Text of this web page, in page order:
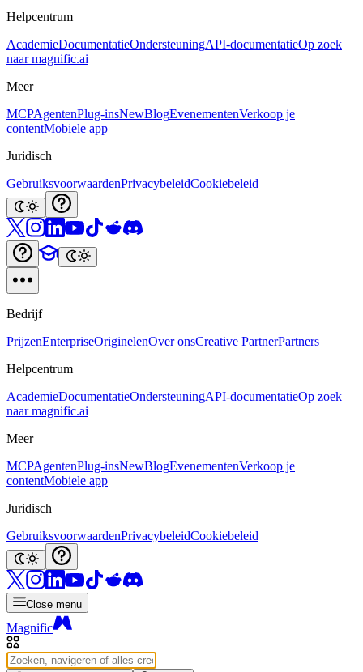
Helpcentrum
AcademieDocumentatieOndersteuningAPI-documentatieOp zoek
naar magnific.ai
Meer
MCPAgentenPlug-insNewBlogEvenementenVerkoop je
contentMobiele app
Juridisch
GebruiksvoorwaardenPrivacybeleidCookiebeleid
Bedrijf
PrijzenEnterpriseOriginelenOver onsCreative PartnerPartners
Helpcentrum
AcademieDocumentatieOndersteuningAPI-documentatieOp zoek
naar magnific.ai
Meer
MCPAgentenPlug-insNewBlogEvenementenVerkoop je
contentMobiele app
Juridisch
GebruiksvoorwaardenPrivacybeleidCookiebeleid
Close menu
Magnific